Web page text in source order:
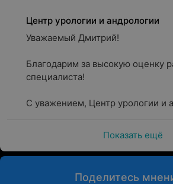
Центр урологии и андрологии
Уважаемый Дмитрий!
Благодарим за высокую оценку
специалиста!
С уважением, Центр урологии и
Показать ещё
Поделитесь